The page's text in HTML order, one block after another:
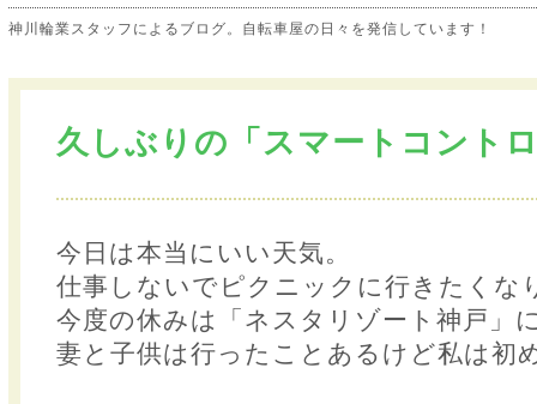
神川輪業スタッフによるブログ。自転車屋の日々を発信しています！
久しぶりの「スマートコント
今日は本当にいい天気。
仕事しないでピクニックに行きたくな
今度の休みは「ネスタリゾート神戸」
妻と子供は行ったことあるけど私は初